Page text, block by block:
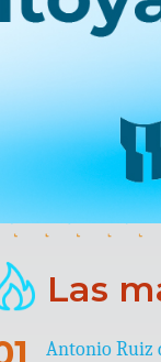
Las
Antonio Ruiz